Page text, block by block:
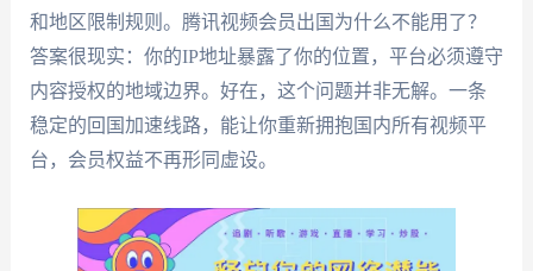
和地区限制规则。腾讯视频会员出国为什么不能用了？
答案很现实：你的IP地址暴露了你的位置，平台必须遵守
内容授权的地域边界。好在，这个问题并非无解。一条
稳定的回国加速线路，能让你重新拥抱国内所有视频平
台，会员权益不再形同虚设。